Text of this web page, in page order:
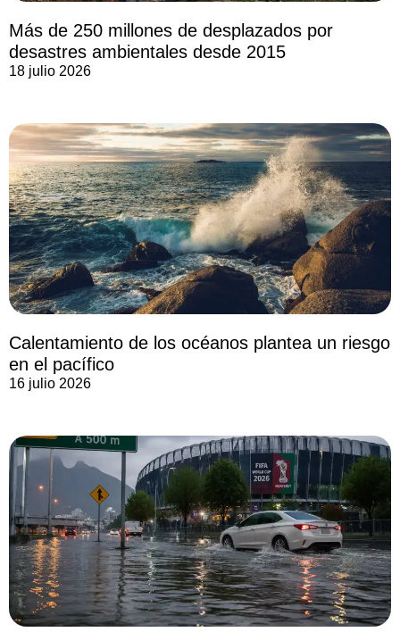
Más de 250 millones de desplazados por
desastres ambientales desde 2015
18 julio 2026
Calentamiento de los océanos plantea un riesgo
en el pacífico
16 julio 2026